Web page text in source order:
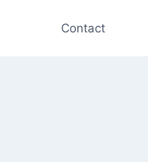
Contact